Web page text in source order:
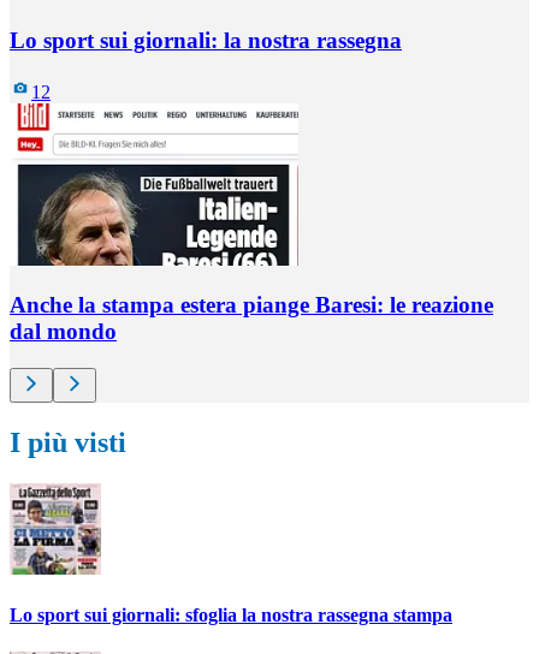
Lo sport sui giornali: la nostra rassegna
12
Anche la stampa estera piange Baresi: le reazione
dal mondo
I più visti
Lo sport sui giornali: sfoglia la nostra rassegna stampa